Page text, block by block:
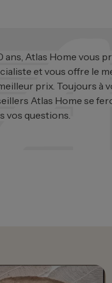
ans, Atlas Home vous
et vous offre le
prix. Toujours à
Atlas Home se
vos questions.